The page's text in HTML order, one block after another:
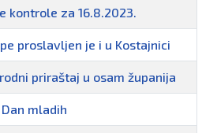
kontrole za 16.8.2023.
proslavljen je i u Kostajnici
priraštaj u osam županija
mladih